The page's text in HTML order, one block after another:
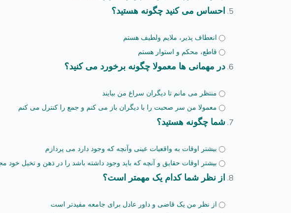
احساس می کنید چگونه هستید؟
انعطاف پذیر، ملایم ولطیف هستم
قاطع، محکم و استوار هستم
در مهمانی ها معمولا چگونه برخورد می کنید؟
منتظر می مانم تا دیگران سراغ من بیایند
معمولا من سر صحبت را با دیگران باز می کنم و جمع را کنترل می کنم
شما چگونه هستید؟
بیشتر اوقات به واقعیات عینی وآنچه که وجود دارد می پردازم
بیشتر اوقات حقایق و آنچه که باید وجود داشته باشد را در ذهن و تخیل
از نظر شما کدام یک مهمتر است؟
از نظر من یک قاضی و داور عادل برای جامعه مفیدتر است